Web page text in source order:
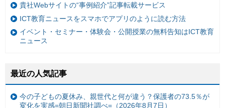
貴社Webサイトの“事例紹介”記事転載サービス
ICT教育ニュースをスマホでアプリのように読む方法
イベント・セミナー・体験会・公開授業の無料告知はICT教育
ニュース
最近の人気記事
今の子どもの夏休み、親世代と何が違う？保護者の73.5％が
変化を実感=朝日新聞社調べ=（2026年8月7日）